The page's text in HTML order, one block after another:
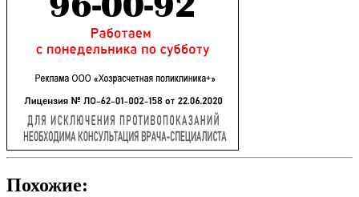
Похожие: